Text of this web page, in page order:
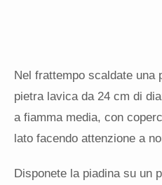
Nel frattempo scaldate una
pietra lavica da 24 cm di
a fiamma media, con
lato facendo attenzione a
Disponete la piadina su un